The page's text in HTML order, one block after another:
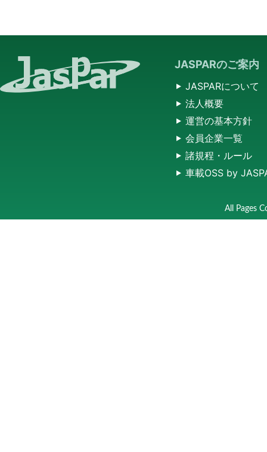
JASPARのご案内
JASPARについて
法人概要
運営の基本方針
会員企業一覧
諸規程・ルール
車載OSS by
All Pages